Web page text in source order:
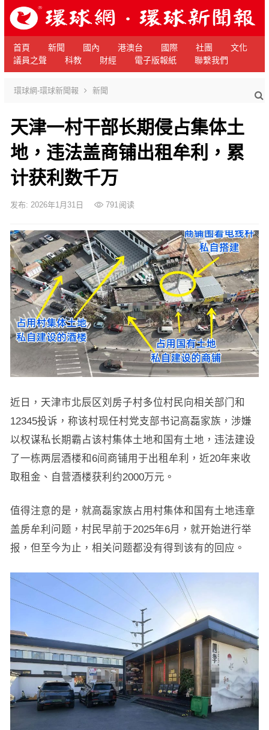
首頁 新聞 國內 港澳台 國際 社團
文化
議員之聲
科教 財經 電子版報紙 聯繫我們
環球網-環球新聞報 新聞
天津一村干部长期侵占集体土
地，违法盖商铺出租牟利，累
计获利数千万
发布: 2026年1月31日 791阅读
近日，天津市北辰区刘房子村多位村民向相关部门和
12345投诉，称该村现任村党支部书记高磊家族，涉嫌
以权谋私长期霸占该村集体土地和国有土地，违法建设
了一栋两层酒楼和6间商铺用于出租牟利，近20年来收
取租金、自营酒楼获利约2000万元。
值得注意的是，就高磊家族占用村集体和国有土地违章
盖房牟利问题，村民早前于2025年6月，就开始进行举
报，但至今为止，相关问题都没有得到该有的回应。